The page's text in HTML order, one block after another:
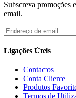
Subscreva promoções
email.
Endereço
de
email
Ligações Úteis
Contactos
Conta Cliente
Produtos
Termos de